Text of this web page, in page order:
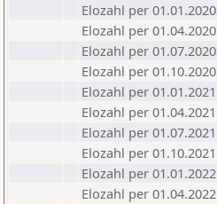
Elozahl per 01.01.2020
Elozahl per 01.04.2020
Elozahl per 01.07.2020
Elozahl per 01.10.2020
Elozahl per 01.01.2021
Elozahl per 01.04.2021
Elozahl per 01.07.2021
Elozahl per 01.10.2021
Elozahl per 01.01.2022
Elozahl per 01.04.2022